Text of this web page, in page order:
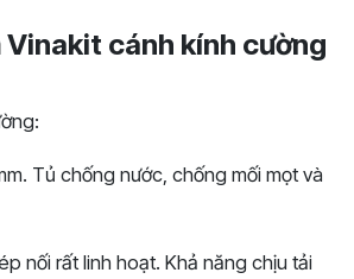
Vinakit cánh kính cường
Tủ chống nước, chống mối mọt và
nối rất linh hoạt. Khả năng chịu tải